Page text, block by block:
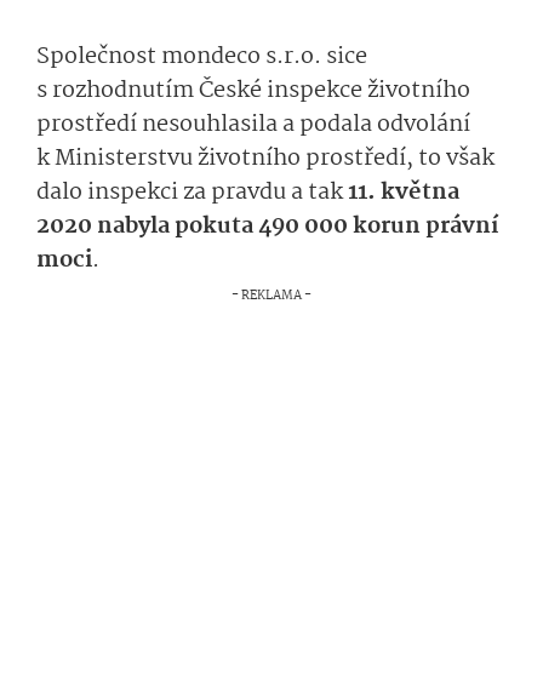
Společnost mondeco s.r.o. sice
s rozhodnutím České inspekce životního
prostředí nesouhlasila a podala odvolání
k Ministerstvu životního prostředí, to však
dalo inspekci za pravdu a tak11. května
2020 nabyla pokuta 490 000 korun právní
moci.